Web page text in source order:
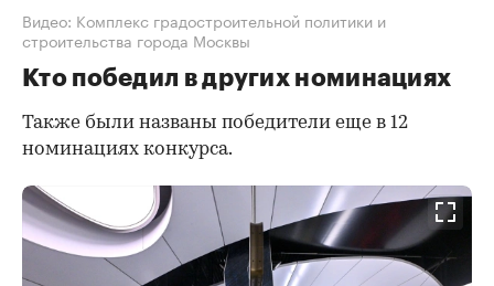
Видео: Комплекс градостроительной политики и
строительства города Москвы
Кто победил в других номинациях
Также были названы победители еще в 12
номинациях конкурса.